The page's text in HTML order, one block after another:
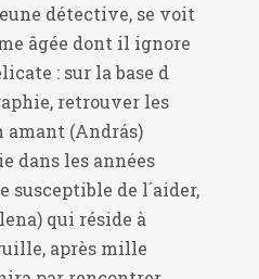
détective, se voit
âgée dont il ignore
: sur la base d
retrouver les
amant (András)
dans les années
susceptible de l´aider,
qui réside à
après mille